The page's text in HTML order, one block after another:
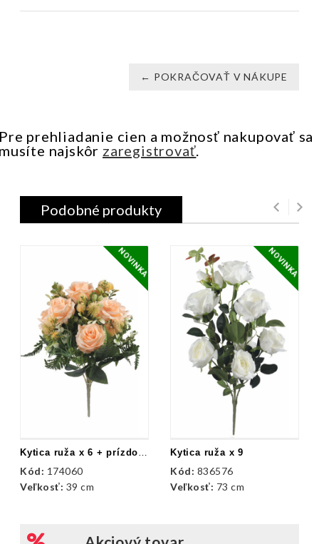
← POKRAČOVAŤ V NÁKUPE
prehliadanie cien a možnosť nakupovať sa
najskôr zaregistrovať.
Podobné produkty
NOVINKA
Kytica ruža x 6 + prízdoby
Kód: 174060
Veľkosť: 39 cm
NOVINKA
Kytica ruža x 9
Kód: 836576
Veľkosť: 73 cm